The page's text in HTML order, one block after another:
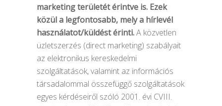
marketing területét érintve is. Ezek
közül a legfontosabb, mely a hírlevél
használatot/küldést érinti.A közvetlen
üzletszerzés (direct marketing) szabályait
az elektronikus kereskedelmi
szolgáltatások, valamint az információs
társadalommal összefüggő szolgáltatások
egyes kérdéseiről szóló 2001. évi CVIII.